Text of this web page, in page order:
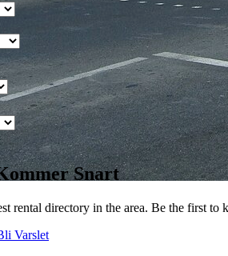
Snart
rental directory in the area. Be the first to
Varslet